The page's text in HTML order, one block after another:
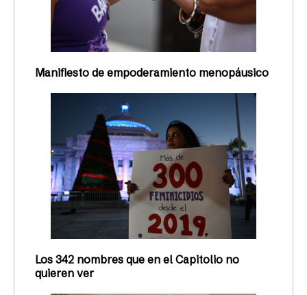
Manifiesto de empoderamiento menopáusico
Los 342 nombres que en el Capitolio no
quieren ver